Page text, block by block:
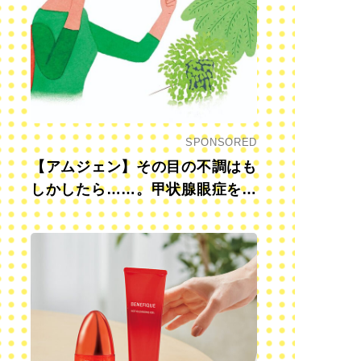
SPONSORED
【アムジェン】その目の不調はも
しかしたら……。甲状腺眼症を知
っていますか？